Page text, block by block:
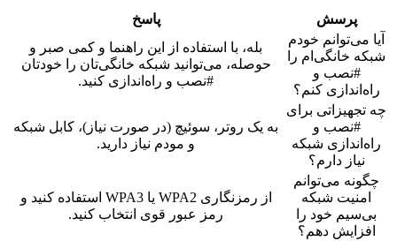
پرسش
پاسخ
آیا می‌توانم خودم
شبکه خانگی‌ام را
#نصب و
راه‌اندازی کنم؟
بله، با استفاده از این راهنما و کمی صبر و
حوصله، می‌توانید شبکه خانگی‌تان را خودتان
#نصب و راه‌اندازی کنید.
چه تجهیزاتی برای
#نصب و
راه‌اندازی شبکه
نیاز دارم؟
به یک روتر، سوئیچ (در صورت نیاز)، کابل شبکه
و مودم نیاز دارید.
چگونه می‌توانم
امنیت شبکه
بی‌سیم خود را
افزایش دهم؟
از رمزنگاری WPA2 یا WPA3 استفاده کنید و
رمز عبور قوی انتخاب کنید.